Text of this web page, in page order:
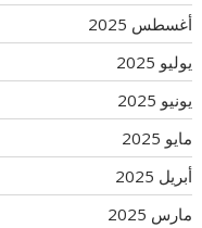
أغسطس 2025
يوليو 2025
يونيو 2025
مايو 2025
أبريل 2025
مارس 2025